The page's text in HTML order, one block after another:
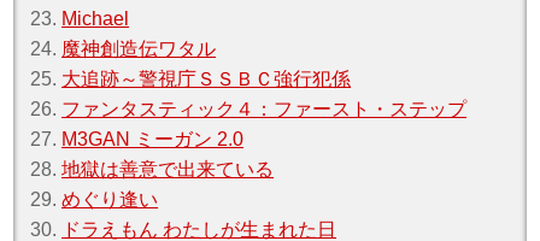
23. Michael
24. 魔神創造伝ワタル
25. 大追跡～警視庁ＳＳＢＣ強行犯係
26. ファンタスティック４：ファースト・ステップ
27. M3GAN ミーガン 2.0
28.地獄は善意で出来ている
29.めぐり逢󠄀い
30. ドラえもん わたしが生まれた日